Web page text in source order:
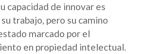
capacidad de innovar es
trabajo, pero su camino
marcado por el
en propiedad intelectual.